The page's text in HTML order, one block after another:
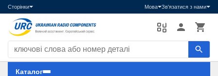
Сторінки Мова Зв'язатися з нами
Пошук компонентів
Каталог